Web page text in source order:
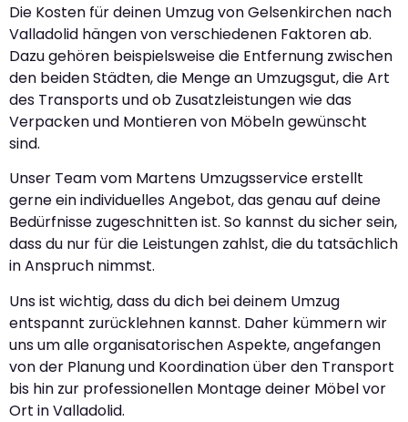
Die Kosten für deinen Umzug von Gelsenkirchen nach
Valladolid hängen von verschiedenen Faktoren ab.
Dazu gehören beispielsweise die Entfernung zwischen
den beiden Städten, die Menge an Umzugsgut, die Art
des Transports und ob Zusatzleistungen wie das
Verpacken und Montieren von Möbeln gewünscht
sind.
Unser Team vom Martens Umzugsservice erstellt
gerne ein individuelles Angebot, das genau auf deine
Bedürfnisse zugeschnitten ist. So kannst du sicher sein,
dass du nur für die Leistungen zahlst, die du tatsächlich
in Anspruch nimmst.
Uns ist wichtig, dass du dich bei deinem Umzug
entspannt zurücklehnen kannst. Daher kümmern wir
uns um alle organisatorischen Aspekte, angefangen
von der Planung und Koordination über den Transport
bis hin zur professionellen Montage deiner Möbel vor
Ort in Valladolid.